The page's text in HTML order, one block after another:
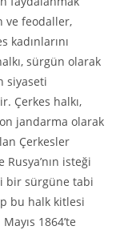
ve feodaller,
kadınlarını
sürgün olarak
siyaseti
Çerkes halkı,
jandarma olarak
Çerkesler
Rusya’nın isteği
bir sürgüne tabi
bu halk kitlesi
1864’te